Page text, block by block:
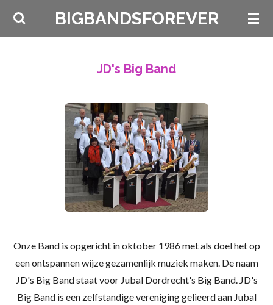
Ga
BIGBANDSFOREVER
JD's Big Band
Onze Band is opgericht in oktober 1986 met als doel het op
een ontspannen wijze gezamenlijk muziek maken. De naam
JD's Big Band staat voor Jubal Dordrecht's Big Band. JD's
Big Band is een zelfstandige vereniging gelieerd aan Jubal